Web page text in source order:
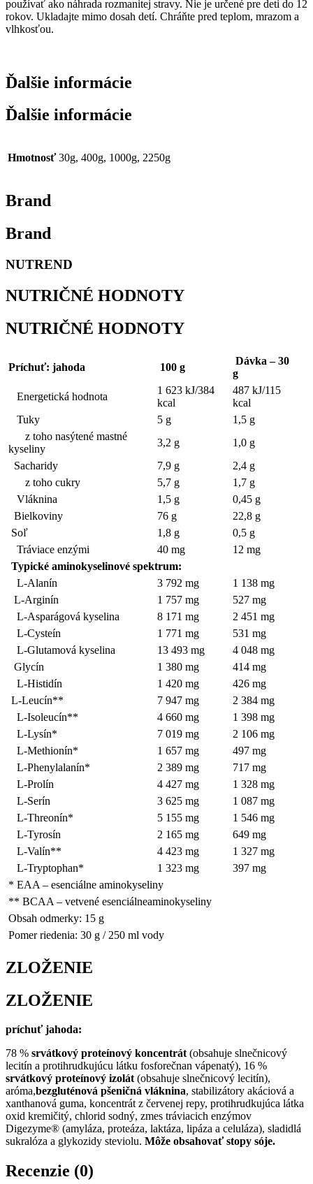
používať ako náhrada rozmanitej stravy. Nie je určené pre deti do 12
rokov. Ukladajte mimo dosah detí. Chráňte pred teplom, mrazom a
vlhkosťou.
Ďalšie informácie
Ďalšie informácie
Hmotnosť 30g, 400g, 1000g, 2250g
Brand
Brand
NUTREND
NUTRIČNÉ HODNOTY
NUTRIČNÉ HODNOTY
Príchuť: jahoda 100 g
Dávka – 30
g
Energetická hodnota
1 623 kJ/384
kcal
487 kJ/115
kcal
Tuky
5 g
1,5 g
z toho nasýtené mastné
kyseliny
3,2 g
1,0 g
Sacharidy
7,9 g
2,4 g
z toho cukry
5,7 g
1,7 g
Vláknina
1,5 g
0,45 g
Bielkoviny
76 g
22,8 g
Soľ
1,8 g
0,5 g
Tráviace enzými
40 mg
12 mg
Typické aminokyselinové spektrum:
L-Alanín
3 792 mg
1 138 mg
L-Arginín
1 757 mg
527 mg
L-Asparágová kyselina
8 171 mg
2 451 mg
L-Cysteín
1 771 mg
531 mg
L-Glutamová kyselina
13 493 mg
4 048 mg
Glycín
1 380 mg
414 mg
L-Histidín
1 420 mg
426 mg
L-Leucín**
7 947 mg
2 384 mg
L-Isoleucín**
4 660 mg
1 398 mg
L-Lysín*
7 019 mg
2 106 mg
L-Methionín*
1 657 mg
497 mg
L-Phenylalanín*
2 389 mg
717 mg
L-Prolín
4 427 mg
1 328 mg
L-Serín
3 625 mg
1 087 mg
L-Threonín*
5 155 mg
1 546 mg
L-Tyrosín
2 165 mg
649 mg
L-Valín**
4 423 mg
1 327 mg
L-Tryptophan*
1 323 mg
397 mg
* EAA – esenciálne aminokyseliny
** BCAA – vetvené esenciálneaminokyseliny
Obsah odmerky: 15 g
Pomer riedenia: 30 g / 250 ml vody
ZLOŽENIE
ZLOŽENIE
príchuť jahoda:
78 % srvátkový proteínový koncentrát(obsahuje slnečnicový
lecitín a protihrudkujúcu látku fosforečnan vápenatý), 16 %
srvátkový proteínový izolát(obsahuje slnečnicový lecitín),
aróma,bezgluténová pšeničná vláknina, stabilizátory akáciová a
xanthanová guma, koncentrát z červenej repy, protihrudkujúca látka
oxid kremičitý, chlorid sodný, zmes tráviacich enzýmov
Digezyme® (amyláza, proteáza, laktáza, lipáza a celuláza), sladidlá
sukralóza a glykozidy steviolu. Môže obsahovať stopy sóje.
Recenzie (0)